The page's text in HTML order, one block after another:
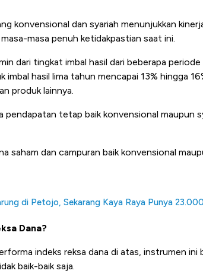
konvensional dan syariah menunjukkan
masa penuh ketidakpastian saat ini.
dari tingkat imbal hasil dari beberapa
imbal hasil lima tahun mencapai 13% hingga
produk lainnya.
pendapatan tetap baik konvensional maupun
saham dan campuran baik konvensional
di Petojo, Sekarang Kaya Raya Punya
Dana?
indeks reksa dana di atas, instrumen
baik-baik saja.